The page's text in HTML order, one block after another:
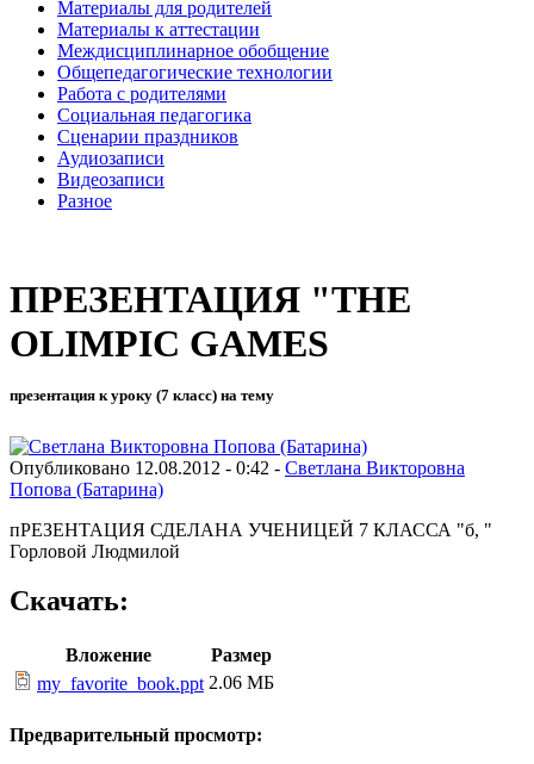
Материалы для родителей
Материалы к аттестации
Междисциплинарное обобщение
Общепедагогические технологии
Работа с родителями
Социальная педагогика
Сценарии праздников
Аудиозаписи
Видеозаписи
Разное
ПРЕЗЕНТАЦИЯ "THE
OLIMPIC GAMES
презентация к уроку (7 класс) на тему
Опубликовано 12.08.2012 - 0:42 - Cветлана Викторовна
Попова (Батарина)
пРЕЗЕНТАЦИЯ СДЕЛАНА УЧЕНИЦЕЙ 7 КЛАССА "б, "
Горловой Людмилой
Скачать:
Вложение
Размер
my_favorite_book.ppt 2.06 МБ
Предварительный просмотр: